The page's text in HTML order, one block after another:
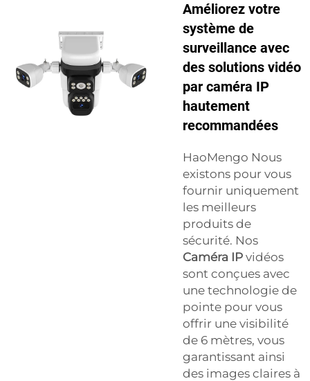
Améliorez votre
système de
surveillance avec
des solutions vidéo
par caméra IP
hautement
recommandées
HaoMengo Nous
existons pour vous
fournir uniquement
les meilleurs
produits de
sécurité. Nos
Caméra IP vidéos
sont conçues avec
une technologie de
pointe pour vous
offrir une visibilité
de 6 mètres, vous
garantissant ainsi
des images claires à